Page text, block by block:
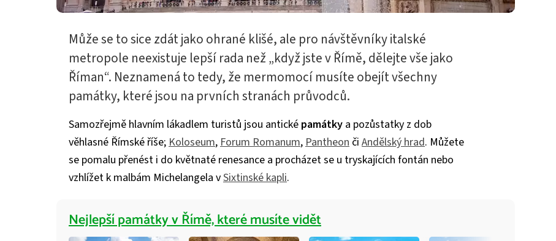
Může se to sice zdát jako ohrané klišé, ale pro návštěvníky italské
metropole neexistuje lepší rada než „když jste v Římě, dělejte vše jako
Říman“. Neznamená to tedy, že mermomocí musíte obejít všechny
památky, které jsou na prvních stranách průvodců.
Samozřejmě hlavním lákadlem turistů jsou antické památky a pozůstatky z dob
věhlasné Římské říše;Koloseum,Forum Romanum,Pantheon či Andělský hrad. Můžete
se pomalu přenést i do květnaté renesance a procházet se u tryskajících fontán nebo
vzhlížet k malbám Michelangela vSixtinské kapli.
Nejlepší památky v Římě, které musíte vidět